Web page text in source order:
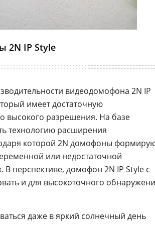
2N IP Style
видеодомофона 2N IP
имеет достаточную
высокого разрешения. На базе
технологию расширения
которой 2N домофоны
или недостаточной
В перспективе, домофон 2N IP Style с
и для высокоточного
даже в яркий солнечный день